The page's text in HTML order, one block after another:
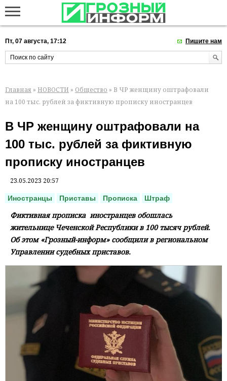
Пт, 07 августа, 17:12 Пишите нам
Главная » НОВОСТИ » Общество » В ЧР женщину оштрафовали
на 100 тыс. рублей за фиктивную прописку иностранцев
В ЧР женщину оштрафовали на
100 тыс. рублей за фиктивную
прописку иностранцев
23.05.2023 20:57
Иностранцы Приставы Прописка Штраф
Фиктивная прописка ​ иностранцев обошлась ​
жительнице Чеченской Республики в 100 тысяч рублей.
Об этом «Грозный-информ» сообщили в региональном
Управлении судебных приставов.